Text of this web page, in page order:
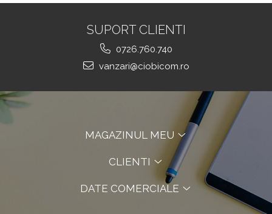
SUPORT CLIENTI
0726.760.740
vanzari@ciobicom.ro
MAGAZINUL MEU
CLIENTI
DATE COMERCIALE